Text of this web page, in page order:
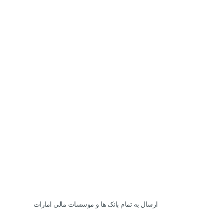
ارسال به تمام بانک ها و موسسات مالی امارات